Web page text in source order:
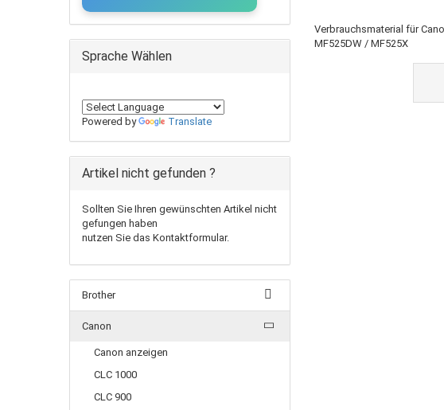
Verbrauchsmaterial für
MF525DW / MF525X
Sprache Wählen
Powered by Translate
Artikel nicht gefunden ?
Sollten Sie Ihren gewünschten Artikel nicht
gefungen haben
nutzen Sie das Kontaktformular.
Brother
Canon
Canon anzeigen
CLC 1000
CLC 900